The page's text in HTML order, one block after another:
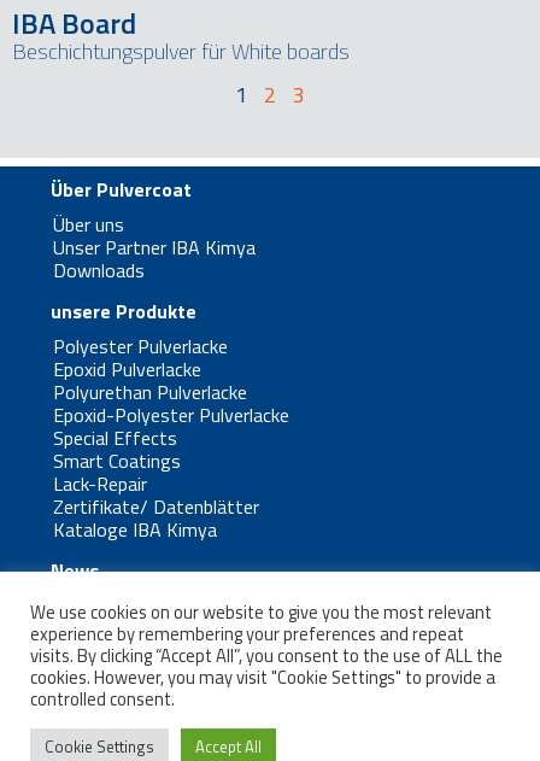
IBA Board
Beschichtungspulver für White boards
1
2 3
Über Pulvercoat
Über uns
Unser Partner IBA Kimya
Downloads
unsere Produkte
Polyester Pulverlacke
Epoxid Pulverlacke
Polyurethan Pulverlacke
Epoxid-Polyester Pulverlacke
Special Effects
Smart Coatings
Lack-Repair
Zertifikate/ Datenblätter
Kataloge IBA Kimya
News
Impressum
Datenschutz
We use cookies on our website to give you the most relevant
experience by remembering your preferences and repeat
visits. By clicking “Accept All”, you consent to the use of ALL the
cookies. However, you may visit "Cookie Settings" to provide a
controlled consent.
Cookie Settings Accept All